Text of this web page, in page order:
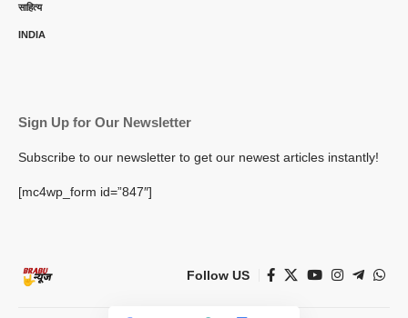
साहित्य
INDIA
Sign Up for Our Newsletter
Subscribe to our newsletter to get our newest articles instantly!
[mc4wp_form id=”847″]
Follow US